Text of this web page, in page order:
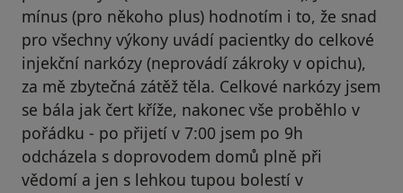
mínus (pro někoho plus) hodnotím i to, že snad
pro všechny výkony uvádí pacientky do celkové
injekční narkózy (neprovádí zákroky v opichu),
za mě zbytečná zátěž těla. Celkové narkózy jsem
se bála jak čert kříže, nakonec vše proběhlo v
pořádku - po přijetí v 7:00 jsem po 9h
odcházela s doprovodem domů plně při
vědomí a jen s lehkou tupou bolestí v